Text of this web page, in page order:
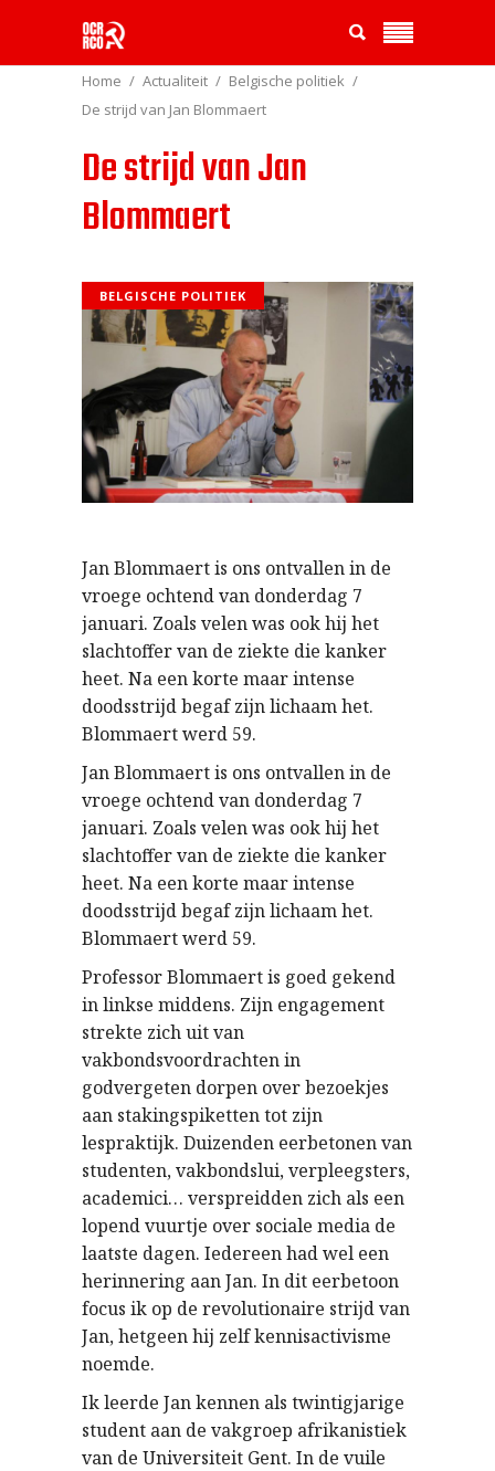
Home Actualiteit
Belgische politiek
De strijd van Jan Blommaert
De strijd van Jan
Blommaert
BELGISCHE POLITIEK
Jan Blommaert is ons ontvallen in de
vroege ochtend van donderdag 7
januari. Zoals velen was ook hij het
slachtoffer van de ziekte die kanker
heet. Na een korte maar intense
doodsstrijd begaf zijn lichaam het.
Blommaert werd 59.
Jan Blommaert is ons ontvallen in de
vroege ochtend van donderdag 7
januari. Zoals velen was ook hij het
slachtoffer van de ziekte die kanker
heet. Na een korte maar intense
doodsstrijd begaf zijn lichaam het.
Blommaert werd 59.
Professor Blommaert is goed gekend
in linkse middens. Zijn engagement
strekte zich uit van
vakbondsvoordrachten in
godvergeten dorpen over bezoekjes
aan stakingspiketten tot zijn
lespraktijk. Duizenden eerbetonen van
studenten, vakbondslui, verpleegsters,
academici… verspreidden zich als een
lopend vuurtje over sociale media de
laatste dagen. Iedereen had wel een
herinnering aan Jan. In dit eerbetoon
focus ik op de revolutionaire strijd van
Jan, hetgeen hij zelf kennisactivisme
noemde.
Ik leerde Jan kennen als twintigjarige
student aan de vakgroep afrikanistiek
van de Universiteit Gent. In de vuile